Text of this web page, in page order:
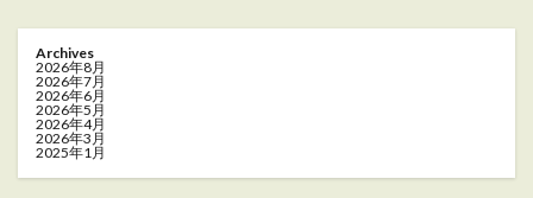
Archives
2026年8月
2026年7月
2026年6月
2026年5月
2026年4月
2026年3月
2025年1月